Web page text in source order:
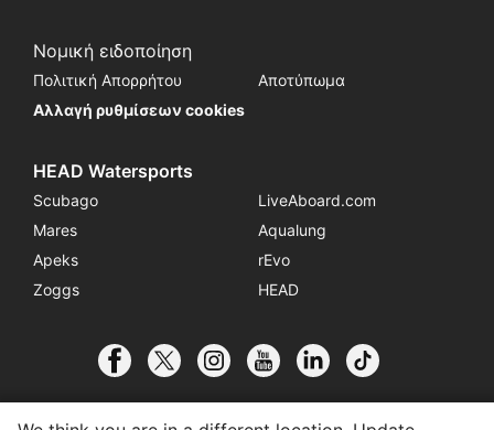
Νομική ειδοποίηση
Πολιτική Απορρήτου
Αποτύπωμα
Αλλαγή ρυθμίσεων cookies
HEAD Watersports
Scubago
LiveAboard.com
Mares
Aqualung
Apeks
rEvo
Zoggs
HEAD